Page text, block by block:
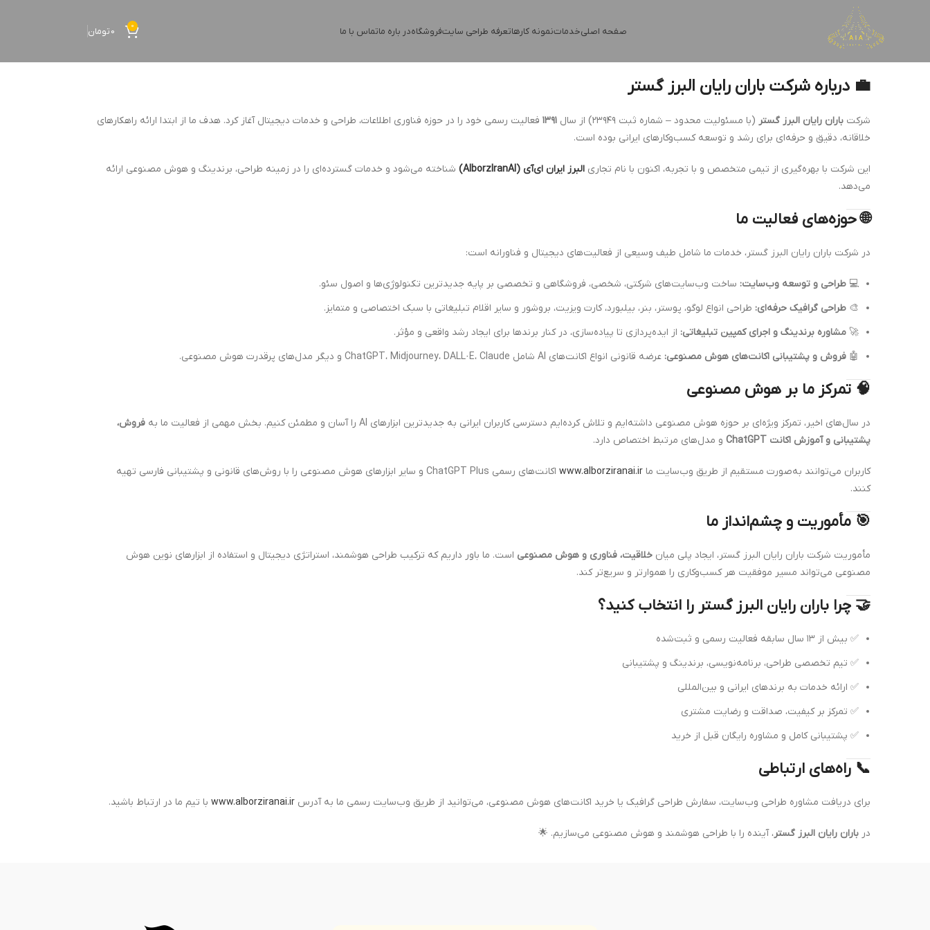
صفحه اصلیخدماتنمونه کارهاتعرفه طراحی سایتفروشگاهدر باره ماتماس با ما 0
0تومان
💼 درباره شرکت باران رایان البرز گستر
شرکت باران رایان البرز گستر (با مسئولیت محدود – شماره ثبت ۲۳۹۴۹) از سال ۱۳۹۱ فعالیت رسمی خود را در حوزه فناوری اطلاعات، طراحی و خدمات دیجیتال آغاز کرد. هدف ما از ابتدا ارائه راهکارهای
خلاقانه، دقیق و حرفه‌ای برای رشد و توسعه کسب‌وکارهای ایرانی بوده است.
این شرکت با بهره‌گیری از تیمی متخصص و با تجربه، اکنون با نام تجاری البرز ایران ای‌آی (AlborzIranAI)
شناخته می‌شود و خدمات گسترده‌ای را در زمینه طراحی، برندینگ و هوش مصنوعی ارائه
می‌دهد.
🌐 حوزه‌های فعالیت ما
در شرکت باران رایان البرز گستر، خدمات ما شامل طیف وسیعی از فعالیت‌های دیجیتال و فناورانه است:
💻 طراحی و توسعه وب‌سایت: ساخت وب‌سایت‌های شرکتی، شخصی، فروشگاهی و تخصصی بر پایه جدیدترین تکنولوژی‌ها و اصول سئو.
🎨 طراحی گرافیک حرفه‌ای: طراحی انواع لوگو، پوستر، بنر، بیلبورد، کارت ویزیت، بروشور و سایر اقلام تبلیغاتی با سبک اختصاصی و متمایز.
🚀 مشاوره برندینگ و اجرای کمپین تبلیغاتی: از ایده‌پردازی تا پیاده‌سازی، در کنار برندها برای ایجاد رشد واقعی و مؤثر.
🤖 فروش و پشتیبانی اکانت‌های هوش مصنوعی: عرضه قانونی انواع اکانت‌های AI شامل ChatGPT، Midjourney، DALL·E، Claude و دیگر مدل‌های پرقدرت هوش مصنوعی.
🧠 تمرکز ما بر هوش مصنوعی
در سال‌های اخیر، تمرکز ویژه‌ای بر حوزه هوش مصنوعی داشته‌ایم و تلاش کرده‌ایم دسترسی کاربران ایرانی به جدیدترین ابزارهای AI را آسان و مطمئن کنیم. بخش مهمی از فعالیت ما به
فروش،
پشتیبانی و آموزش اکانت ChatGPT
و مدل‌های مرتبط اختصاص دارد.
کاربران می‌توانند به‌صورت مستقیم از طریق وب‌سایت ما www.alborziranai.ir
اکانت‌های رسمی ChatGPT Plus و سایر ابزارهای هوش مصنوعی را با روش‌های قانونی و پشتیبانی فارسی تهیه
کنند.
🎯 مأموریت و چشم‌انداز ما
مأموریت شرکت باران رایان البرز گستر، ایجاد پلی میان خلاقیت، فناوری و هوش مصنوعی است. ما باور داریم که ترکیب طراحی هوشمند، استراتژی دیجیتال و استفاده از ابزارهای نوین هوش
مصنوعی می‌تواند مسیر موفقیت هر کسب‌وکاری را هموارتر و سریع‌تر کند.
🤝 چرا باران رایان البرز گستر را انتخاب کنید؟
✅ بیش از ۱۳ سال سابقه فعالیت رسمی و ثبت‌شده
✅ تیم تخصصی طراحی، برنامه‌نویسی، برندینگ و پشتیبانی
✅ ارائه خدمات به برندهای ایرانی و بین‌المللی
✅ تمرکز بر کیفیت، صداقت و رضایت مشتری
✅ پشتیبانی کامل و مشاوره رایگان قبل از خرید
📞 راه‌های ارتباطی
برای دریافت مشاوره طراحی وب‌سایت، سفارش طراحی گرافیک یا خرید اکانت‌های هوش مصنوعی، می‌توانید از طریق وب‌سایت رسمی ما به آدرس www.alborziranai.ir با تیم ما در ارتباط باشید.
در باران رایان البرز گستر، آینده را با طراحی هوشمند و هوش مصنوعی می‌سازیم. 🌟